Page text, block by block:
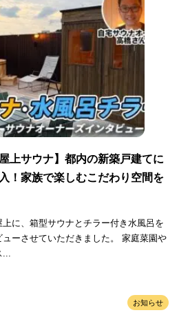
上サウナ】都内の新築戸建てに
！家族で楽しむこだわり空間を
に、箱型サウナとチラー付き水風呂を
ーさせていただきました。 家庭菜園や
...
お知らせ